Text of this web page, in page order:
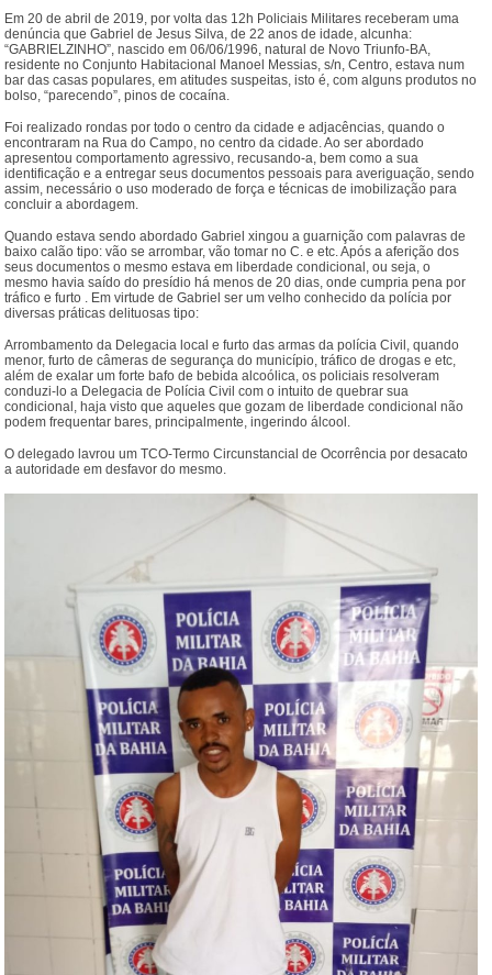
Em 20 de abril de 2019, por volta das 12h Policiais Militares receberam uma
denúncia que Gabriel de Jesus Silva, de 22 anos de idade, alcunha:
“GABRIELZINHO”, nascido em 06/06/1996, natural de Novo Triunfo-BA,
residente no Conjunto Habitacional Manoel Messias, s/n, Centro, estava num
bar das casas populares, em atitudes suspeitas, isto é, com alguns produtos no
bolso, “parecendo”, pinos de cocaína.
Foi realizado rondas por todo o centro da cidade e adjacências, quando o
encontraram na Rua do Campo, no centro da cidade. Ao ser abordado
apresentou comportamento agressivo, recusando-a, bem como a sua
identificação e a entregar seus documentos pessoais para averiguação, sendo
assim, necessário o uso moderado de força e técnicas de imobilização para
concluir a abordagem.
Quando estava sendo abordado Gabriel xingou a guarnição com palavras de
baixo calão tipo: vão se arrombar, vão tomar no C. e etc. Após a aferição dos
seus documentos o mesmo estava em liberdade condicional, ou seja, o
mesmo havia saído do presídio há menos de 20 dias, onde cumpria pena por
tráfico e furto . Em virtude de Gabriel ser um velho conhecido da polícia por
diversas práticas delituosas tipo:
Arrombamento da Delegacia local e furto das armas da polícia Civil, quando
menor, furto de câmeras de segurança do município, tráfico de drogas e etc,
além de exalar um forte bafo de bebida alcoólica, os policiais resolveram
conduzi-lo a Delegacia de Polícia Civil com o intuito de quebrar sua
condicional, haja visto que aqueles que gozam de liberdade condicional não
podem frequentar bares, principalmente, ingerindo álcool.
O delegado lavrou um TCO-Termo Circunstancial de Ocorrência por desacato
a autoridade em desfavor do mesmo.